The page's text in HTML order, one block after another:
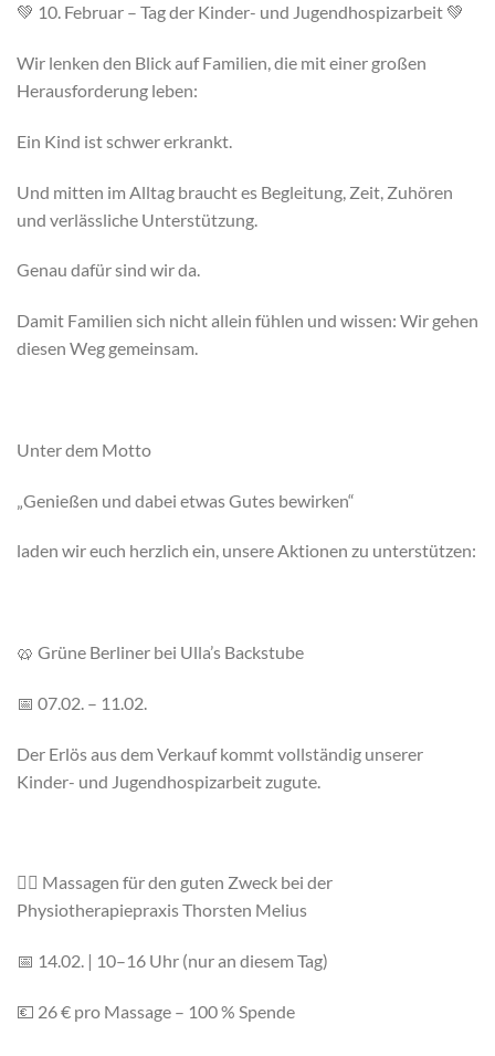
💚 10. Februar – Tag der Kinder- und Jugendhospizarbeit 💚
Wir lenken den Blick auf Familien, die mit einer großen
Herausforderung leben:
Ein Kind ist schwer erkrankt.
Und mitten im Alltag braucht es Begleitung, Zeit, Zuhören
und verlässliche Unterstützung.
Genau dafür sind wir da.
Damit Familien sich nicht allein fühlen und wissen: Wir gehen
diesen Weg gemeinsam.
Unter dem Motto
„Genießen und dabei etwas Gutes bewirken“
laden wir euch herzlich ein, unsere Aktionen zu unterstützen:
🥨 Grüne Berliner bei Ulla’s Backstube
📅 07.02. – 11.02.
Der Erlös aus dem Verkauf kommt vollständig unserer
Kinder- und Jugendhospizarbeit zugute.
💆‍♀️ Massagen für den guten Zweck bei der
Physiotherapiepraxis Thorsten Melius
📅 14.02. | 10–16 Uhr (nur an diesem Tag)
💶 26 € pro Massage – 100 % Spende